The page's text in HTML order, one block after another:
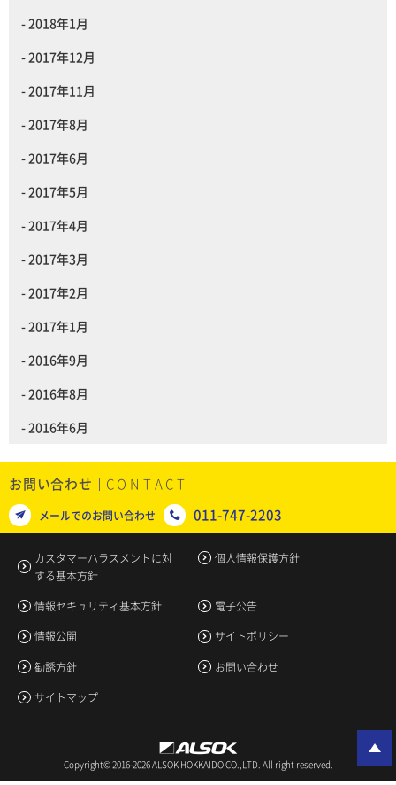
2018年1月
2017年12月
2017年11月
2017年8月
2017年6月
2017年5月
2017年4月
2017年3月
2017年2月
2017年1月
2016年9月
2016年8月
2016年6月
お問い合わせ
メールでのお問い合わせ 011-747-2203
カスタマーハラスメントに対
する基本方針
個人情報保護方針
情報セキュリティ基本方針
電子公告
情報公開
サイトポリシー
勧誘方針
お問い合わせ
サイトマップ
Copyright© 2016-2026 ALSOK HOKKAIDO CO.,LTD. All right reserved.